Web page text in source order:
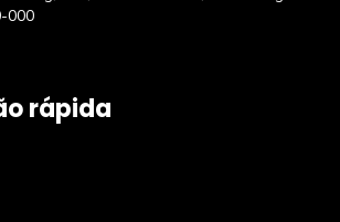
000
rápida